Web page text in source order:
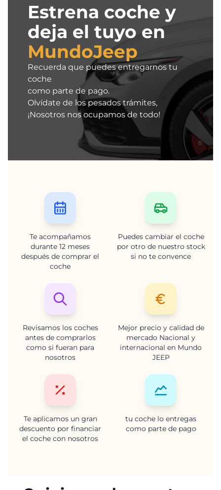
Estrena coche y
deja el tuyo en
MundoJeep
Recuerda que puedes entregarnos tu
coche
como parte de pago.
Olvídate de los pesados trámites,
¡Nosotros nos ocupamos de todo!
Te acompañamos
durante 12 meses
después de comprar el
coche
Puedes cambiar el coche
por otro de nuestro stock
si no te convence
Revisamos los coches
antes de comprarlos
como si fueran para
nosotros
Mejor precio y calidad de
mercado Nacional y
internacional en Mundo
JEEP
Te aplicamos un gran
descuento por financiar
el coche con nosotros
tu coche lo entregas
como parte de pago